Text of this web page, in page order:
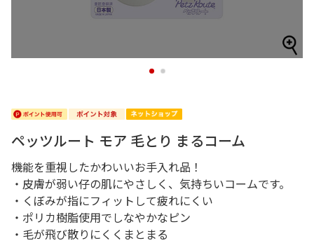
1 2
ペッツルート モア 毛とり まるコーム
機能を重視したかわいいお手入れ品！
・皮膚が弱い仔の肌にやさしく、気持ちいコームです。
・くぼみが指にフィットして疲れにくい
・ポリカ樹脂使用でしなやかなピン
・毛が飛び散りにくくまとまる